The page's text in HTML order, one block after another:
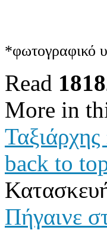
*φωτογραφικό
Read
More in
Ταξιάρχης
back to
Πήγαινε